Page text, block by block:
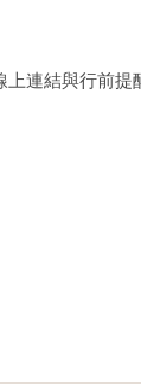
連結與行前提